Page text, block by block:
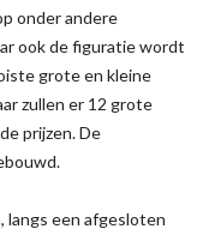
onder andere
ook de figuratie wordt
grote en kleine
zullen er 12 grote
prijzen. De
langs een afgesloten